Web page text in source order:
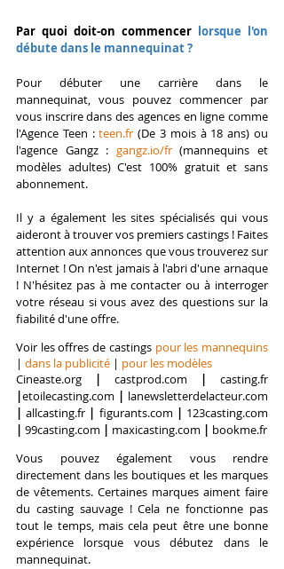
Par quoi doit-on commencer lorsque l'on
débute dans le mannequinat ?
Pour débuter une carrière dans le
mannequinat, vous pouvez commencer par
vous inscrire dans des agences en ligne comme
l'Agence Teen : teen.fr (De 3 mois à 18 ans) ou
l'agence Gangz : gangz.io/fr (mannequins et
modèles adultes) C'est 100% gratuit et sans
abonnement.
Il y a également les sites spécialisés qui vous
aideront à trouver vos premiers castings ! Faites
attention aux annonces que vous trouverez sur
Internet ! On n'est jamais à l'abri d'une arnaque
! N'hésitez pas à me contacter ou à interroger
votre réseau si vous avez des questions sur la
fiabilité d'une offre.
Voir les offres de castings pour les mannequins
| dans la publicité | pour les modèles
Cineaste.org
| castprod.com |
casting.fr
|etoilecasting.com | lanewsletterdelacteur.com
| allcasting.fr | figurants.com | 123casting.com
| 99casting.com | maxicasting.com | bookme.fr
Vous pouvez également vous rendre
directement dans les boutiques et les marques
de vêtements. Certaines marques aiment faire
du casting sauvage ! Cela ne fonctionne pas
tout le temps, mais cela peut être une bonne
expérience lorsque vous débutez dans le
mannequinat.